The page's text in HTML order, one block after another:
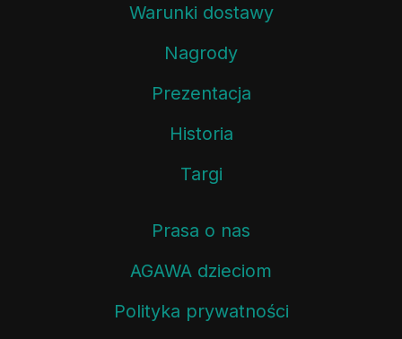
Warunki dostawy
Nagrody
Prezentacja
Historia
Targi
Prasa o nas
AGAWA dzieciom
Polityka prywatności